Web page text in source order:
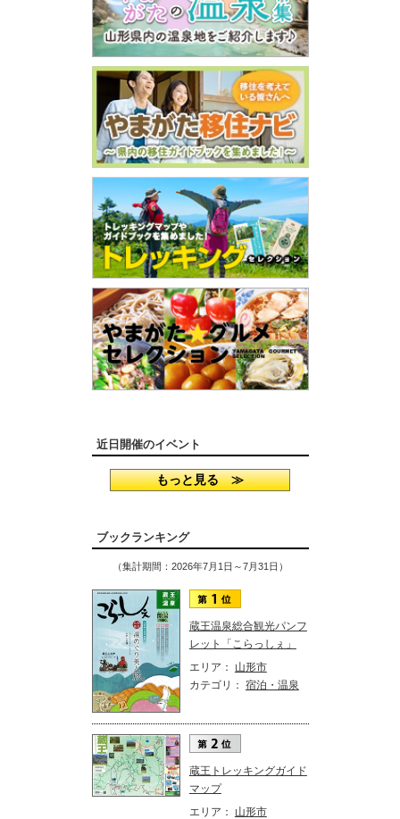
近日開催のイベント
もっと見る ≫
ブックランキング
（集計期間：2026年7月1日～7月31日）
蔵王温泉総合観光パンフ
レット「こらっしぇ」
エリア： 山形市
カテゴリ： 宿泊・温泉
蔵王トレッキングガイド
マップ
エリア： 山形市